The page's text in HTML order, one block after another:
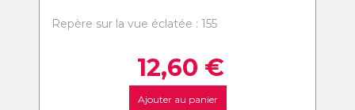
Repère sur la vue éclatée : 155
12,60 €
Ajouter au panier